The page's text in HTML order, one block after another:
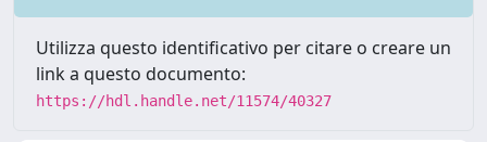
Utilizza questo identificativo per citare o creare un
link a questo documento:
https://hdl.handle.net/11574/40327